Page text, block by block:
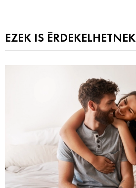
EZEK IS ÉRDEKELHETNEK